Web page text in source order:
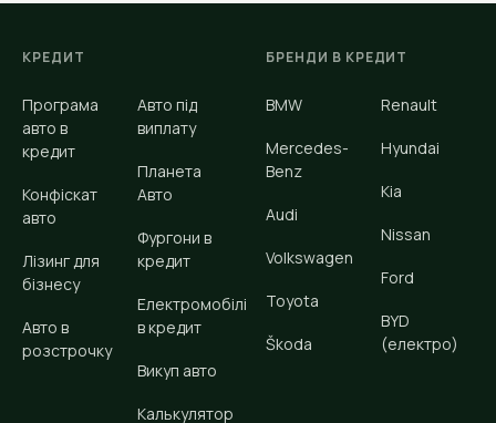
КРЕДИТ
Програма
авто в
кредит
Конфіскат
авто
Лізинг для
бізнесу
Авто в
розстрочку
Авто під
виплату
Планета
Авто
Фургони в
кредит
Електромобілі
в кредит
Викуп авто
Калькулятор
БРЕНДИ В КРЕДИТ
BMW
Mercedes-
Benz
Audi
Volkswagen
Toyota
Škoda
Renault
Hyundai
Kia
Nissan
Ford
BYD
(електро)